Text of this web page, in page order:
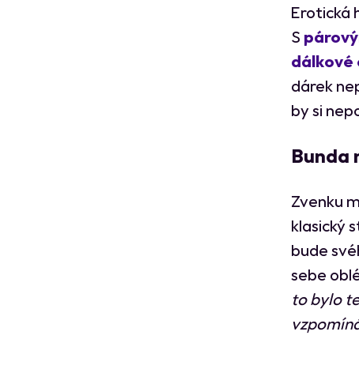
Erotická
S
dálkové
dárek
by si
Bunda
Zvenku
klasický
bude
sebe
to bylo